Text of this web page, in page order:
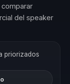
del speaker
priorizados